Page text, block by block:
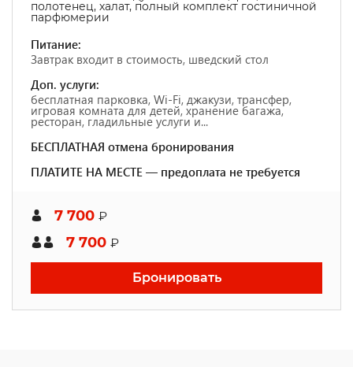
полотенец, халат, полный комплект гостиничной
парфюмерии
Питание:
Завтрак входит в стоимость, шведский стол
Доп. услуги:
бесплатная парковка, Wi-Fi, джакузи, трансфер,
игровая комната для детей, хранение багажа,
ресторан, гладильные услуги и...
БЕСПЛАТНАЯ отмена бронирования
ПЛАТИТЕ НА МЕСТЕ — предоплата не требуется
7 700 ₽
7 700 ₽
Бронировать